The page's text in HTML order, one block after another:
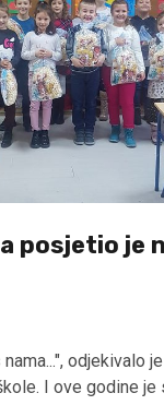
posjetio je
odjekivalo
I ove godine je